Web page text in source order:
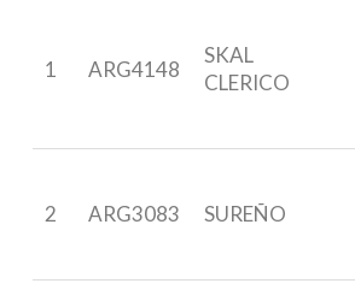
1 ARG4148
SKAL
CLERICO
2 ARG3083 SUREÑO